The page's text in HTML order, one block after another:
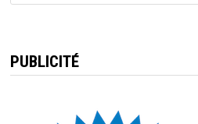
PUBLICITÉ